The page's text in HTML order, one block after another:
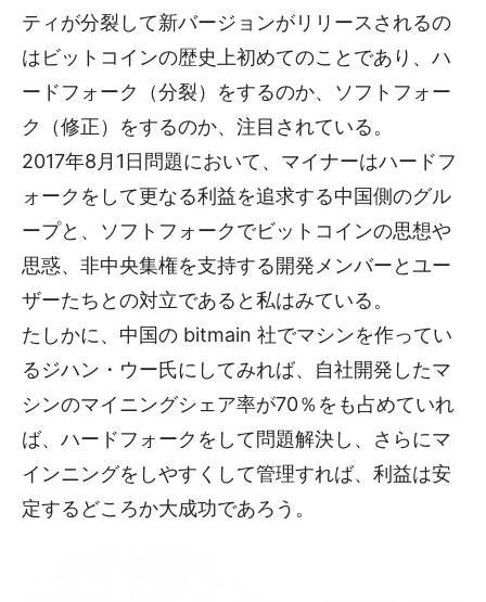
ティが分裂して新バージョンがリリースされるの
はビットコインの歴史上初めてのことであり、ハ
ードフォーク（分裂）をするのか、ソフトフォー
ク（修正）をするのか、注目されている。
2017年8月1日問題において、マイナーはハードフ
ォークをして更なる利益を追求する中国側のグル
ープと、ソフトフォークでビットコインの思想や
思惑、非中央集権を支持する開発メンバーとユー
ザーたちとの対立であると私はみている。
たしかに、中国の bitmain 社でマシンを作ってい
るジハン・ウー氏にしてみれば、自社開発したマ
シンのマイニングシェア率が70％をも占めていれ
ば、ハードフォークをして問題解決し、さらにマ
インニングをしやすくして管理すれば、利益は安
定するどころか大成功であろう。